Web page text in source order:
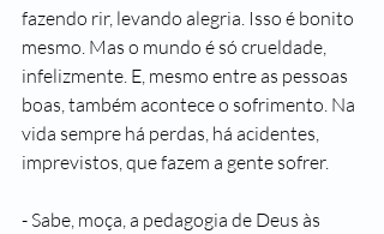
fazendo rir, levando alegria. Isso é bonito
mesmo. Mas o mundo é só crueldade,
infelizmente. E, mesmo entre as pessoas
boas, também acontece o sofrimento. Na
vida sempre há perdas, há acidentes,
imprevistos, que fazem a gente sofrer.
- Sabe, moça, a pedagogia de Deus às